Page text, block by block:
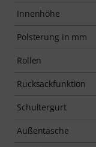
Innenhöhe
Polsterung in mm
Rollen
Rucksackfunktion
Schultergurt
Außentasche